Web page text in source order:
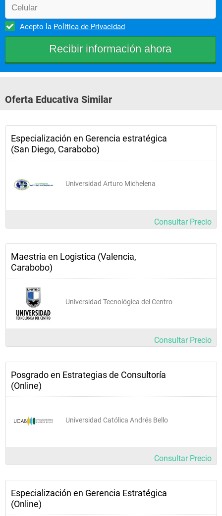
Acepto la Política de Privacidad
Oferta Educativa Similar
Especialización en Gerencia estratégica
(San Diego, Carabobo)
Universidad Arturo Michelena
Consultar Precio
Maestria en Logistica (Valencia,
Carabobo)
Universidad Tecnológica del Centro
Consultar Precio
Posgrado en Estrategias de Consultoría
(Online)
Universidad Católica Andrés Bello
Consultar Precio
Especialización en Gerencia Estratégica
(Online)